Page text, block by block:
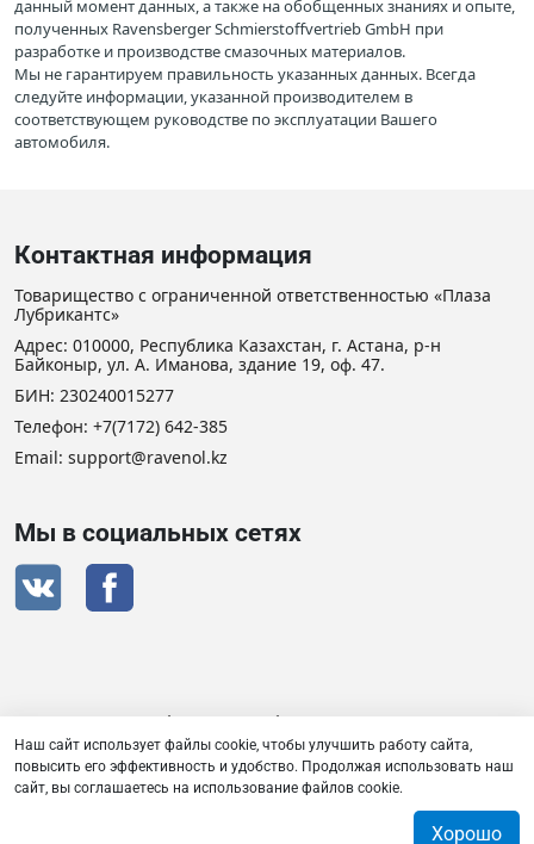
данный момент данных, а также на обобщенных знаниях и опыте,
полученных Ravensberger Schmierstoffvertrieb GmbH при
разработке и производстве смазочных материалов.
Мы не гарантируем правильность указанных данных. Всегда
следуйте информации, указанной производителем в
соответствующем руководстве по эксплуатации Вашего
автомобиля.
Контактная информация
Товарищество с ограниченной ответственностью «Плаза
Лубрикантс»
Адрес: 010000, Республика Казахстан, г. Астана, р-н
Байконыр, ул. А. Иманова, здание 19, оф. 47.
БИН: 230240015277
Телефон: +7(7172) 642-385
Email: support@ravenol.kz
Мы в социальных сетях
Сертификат дистрибьютора RAVENOL
Товарищество с ограниченной ответственностью «Плаза
Наш сайт использует файлы cookie, чтобы улучшить работу сайта,
повысить его эффективность и удобство. Продолжая использовать наш
сайт, вы соглашаетесь на использование файлов cookie.
Хорошо